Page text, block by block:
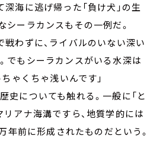
海に逃げ帰った「負け犬」の生
シーラカンスもその一例だ。
戦わずに、ライバルのいない深い
でもシーラカンスがいる水深は
ゃくちゃ浅いんです」
史についても触れる。一般に「と
リアナ海溝ですら、地質学的には
年前に形成されたものだという。